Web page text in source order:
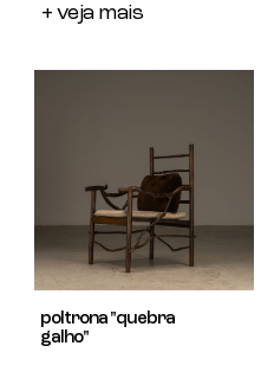
+ veja mais
poltrona "quebra
galho"